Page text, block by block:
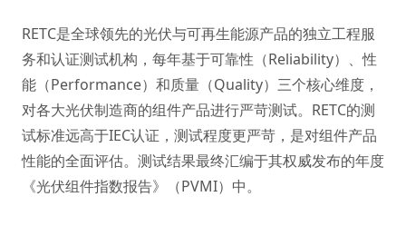
RETC是全球领先的光伏与可再生能源产品的独立工程服
务和认证测试机构，每年基于可靠性（Reliability）、性
能（Performance）和质量（Quality）三个核心维度，
对各大光伏制造商的组件产品进行严苛测试。RETC的测
试标准远高于IEC认证，测试程度更严苛，是对组件产品
性能的全面评估。测试结果最终汇编于其权威发布的年度
《光伏组件指数报告》（PVMI）中。